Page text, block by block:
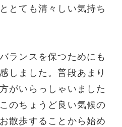
とても清々しい気持ち
ランスを保つためにも
しました。普段あまり
がいらっしゃいました
のちょうど良い気候の
散歩することから始め